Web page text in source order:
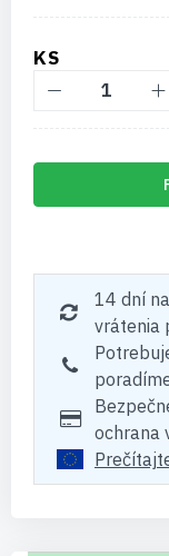
KS
14 dní
vrátenia
ochrana